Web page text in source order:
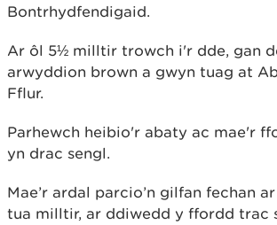
Bontrhydfendigaid.
Ar ôl 5½ milltir trowch i'r dde, gan
arwyddion brown a gwyn tuag at
Fflur.
Parhewch heibio'r abaty ac mae'r
yn drac sengl.
Mae’r ardal parcio’n gilfan fechan
tua milltir, ar ddiwedd y ffordd trac